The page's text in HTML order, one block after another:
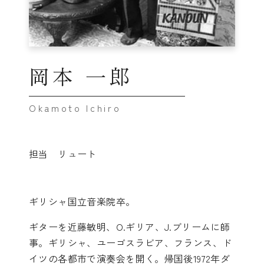
岡本 一郎
担当 リュート
ギリシャ国立音楽院卒。
ギターを近藤敏明、O.ギリア、J.ブリームに師
事。ギリシャ、ユーゴスラビア、フランス、ド
イツの各都市で演奏会を開く。帰国後1972年ダ